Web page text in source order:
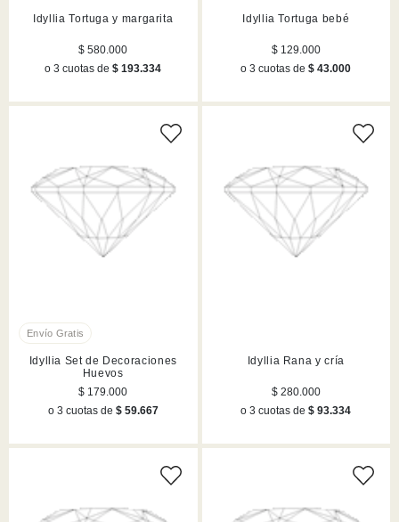
Idyllia Tortuga y margarita
$ 580.000
o 3 cuotas de$ 193.334
Idyllia Tortuga bebé
$ 129.000
o 3 cuotas de$ 43.000
Idyllia Set de Decoraciones
Huevos
$ 179.000
o 3 cuotas de $ 59.667
Idyllia Rana y cría
$ 280.000
o 3 cuotas de$ 93.334